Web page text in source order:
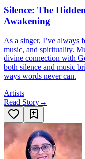
Silence: The
Awakening
As a singer, I’ve always
music, and spirituality.
divine connection with
both silence and music
ways words never can.
Artists
Read Story→